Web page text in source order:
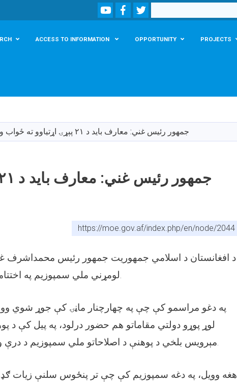
main
content
YoutubeFacebookTwitter
Search
ACCESS TO INFORMATION OPPORTUNITY PROJECTS
جمهور رئیس غني: معارف باید د ۲۱ پېړۍ اړتیاوو ته ځواب ویونکي وي
https://moe.gov.af/index.php/en/node/2044
د افغانستان د اسلامي جمهوریت جمهور رئیس محمداشرف
په دغو مراسمو کې چې په چهارچنار ماڼۍ کې جوړ شوي وو،
لوړ پوړو دولتي مقاماتو هم حضور درلود، په پیل کې
هغه وویل، په دغه سمپوزیم کې چې تر پنځوس سلنې زیات